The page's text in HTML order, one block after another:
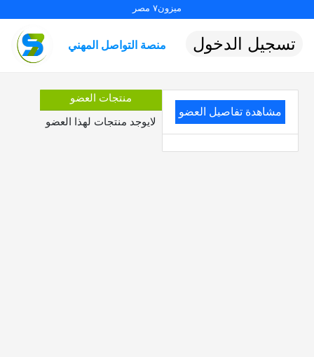
ميزون٧ مصر
منصة التواصل المهني تسجيل الدخول
مشاهدة تفاصيل العضو
منتجات العضو
لايوجد منتجات لهذا العضو